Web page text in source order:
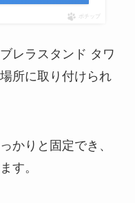
ポチップ
レラスタンド タワ
所に取り付けられ
かりと固定でき、
す。